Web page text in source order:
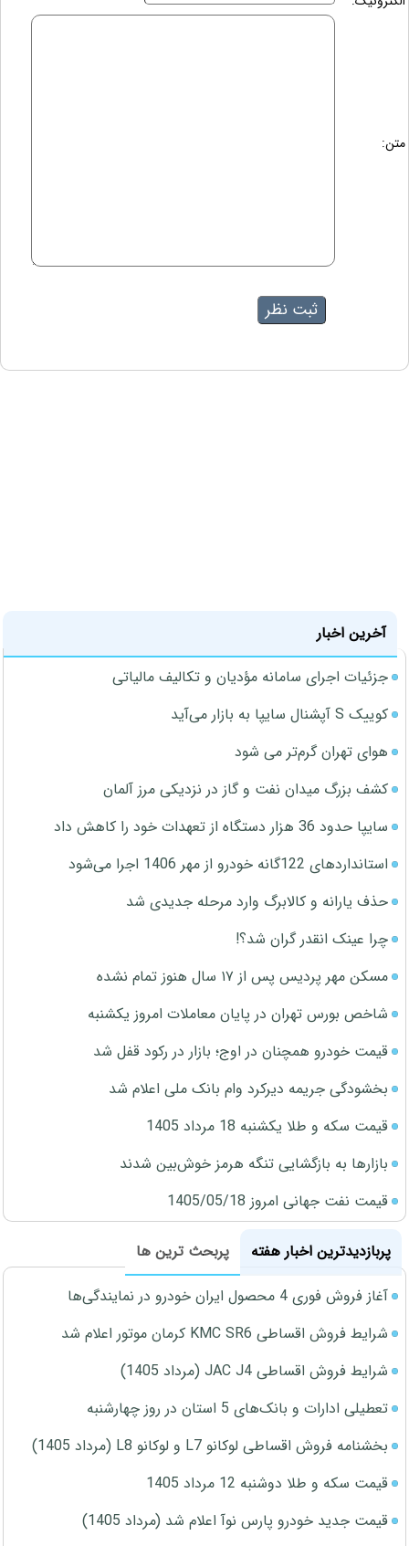
متن:
آخرین اخبار
جزئیات اجرای سامانه مؤدیان و تکالیف مالیاتی
کوییک S آپشنال سایپا به بازار می‌آید
هوای تهران گرم‌تر می شود
کشف بزرگ میدان نفت و گاز در نزدیکی مرز آلمان
سایپا حدود 36 هزار دستگاه از تعهدات خود را کاهش داد
استانداردهای 122گانه خودرو از مهر 1406 اجرا می‌شود
حذف یارانه و کالابرگ وارد مرحله جدیدی شد
چرا عینک انقدر گران شد؟!
مسکن مهر پردیس پس از ۱۷ سال هنوز تمام نشده
شاخص بورس تهران در پایان معاملات امروز یکشنبه
قیمت خودرو همچنان در اوج؛ بازار در رکود قفل شد
بخشودگی جریمه دیرکرد وام بانک ملی اعلام شد
قیمت سکه و طلا یکشنبه 18 مرداد 1405
بازارها به بازگشایی تنگه هرمز خوش‌بین شدند
قیمت نفت جهانی امروز 1405/05/18
پربازدیدترین اخبار هفته
پربحث ترین ها
آغاز فروش فوری 4 محصول ایران خودرو در نمایندگی‌ها
شرایط فروش اقساطی KMC SR6 کرمان موتور اعلام شد
شرایط فروش اقساطی JAC J4 (مرداد 1405)
تعطیلی ادارات و بانک‌های 5 استان در روز چهارشنبه
بخشنامه فروش اقساطی لوکانو L7 و لوکانو L8 (مرداد 1405)
قیمت سکه و طلا دوشنبه 12 مرداد 1405
قیمت جدید خودرو پارس نوآ اعلام شد (مرداد 1405)